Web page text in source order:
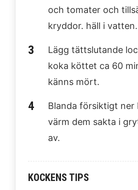
och tomater och
kryddor. häll i vatten.
Lägg tättslutande
koka köttet ca 60
känns mört.
Blanda försiktigt ner
värm dem sakta i
av.
KOCKENS TIPS